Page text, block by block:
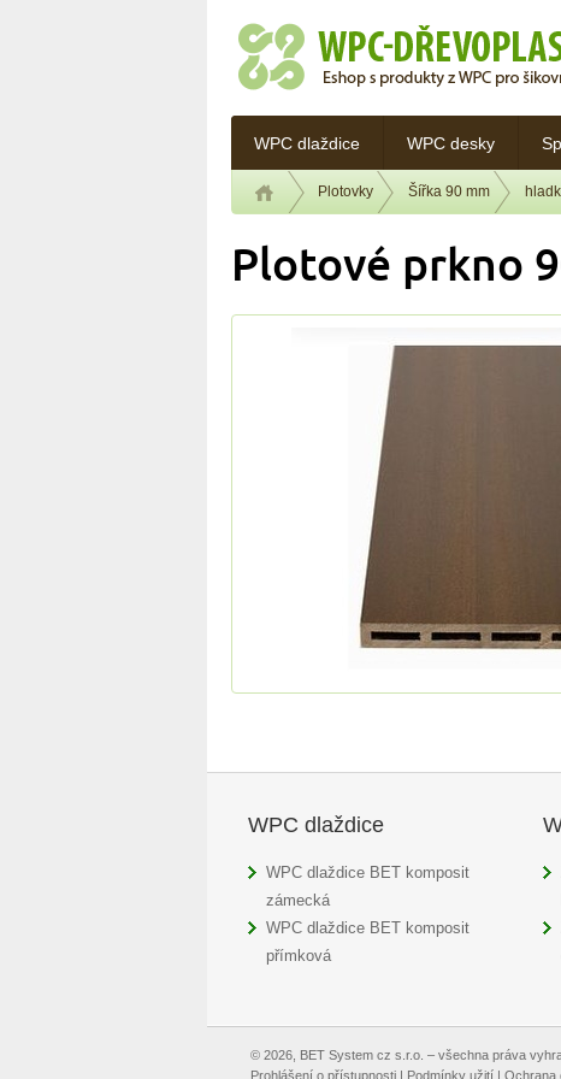
WPC dlaždice WPC desky
Plotovky Šířka 90 mm
Plotové prkno
WPC dlaždice
WPC dlaždice BET komposit
zámecká
WPC dlaždice BET komposit
přímková
© 2026, BET System cz s.r.o. – všechna práva
Prohlášení o přístupnosti | Podmínky užití | Ochrana